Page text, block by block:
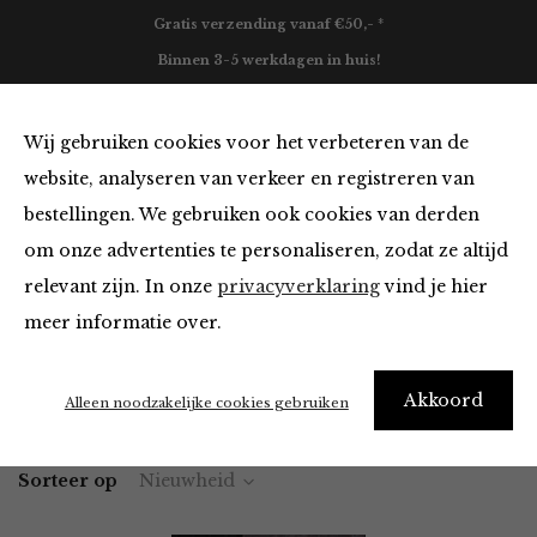
Wij gebruiken cookies voor het verbeteren van de
website, analyseren van verkeer en registreren van
bestellingen. We gebruiken ook cookies van derden
om onze advertenties te personaliseren, zodat ze altijd
relevant zijn. In onze privacyverklaringvind je hier
meer informatie over.
Akkoord
Alleen noodzakelijke cookies gebruiken
Gratis verzending vanaf €50,- *
Binnen 3-5 werkdagen in huis!
Vesten en Truien
Home Winkel Kleding Vesten en Truien
Sorteer op Nieuwheid